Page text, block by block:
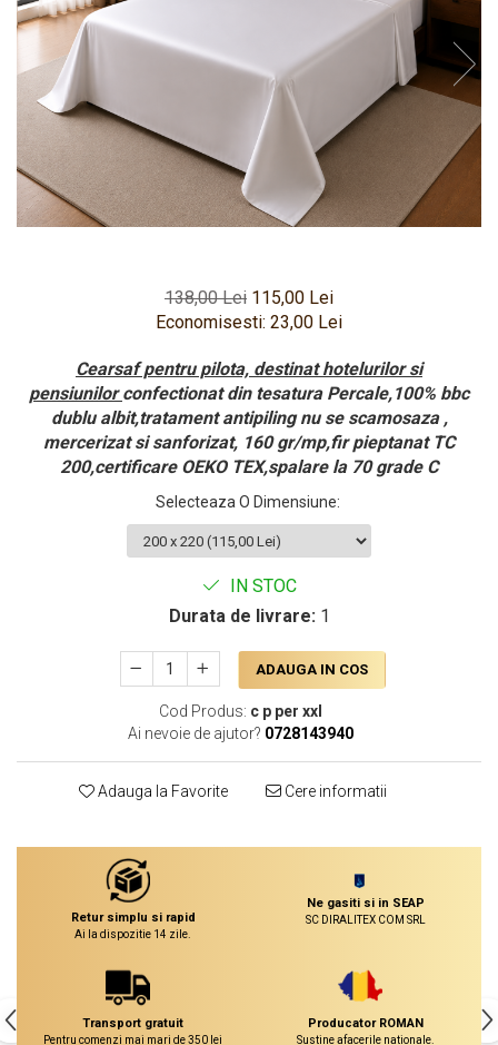
Pritectii saltele Matlasate
Cearsafuri si Fete de Perne
Fete de masa
138,00 Lei 115,00 Lei
Economisesti: 23,00 Lei
Cearsaf pentru pilota, destinat hotelurilor si
pensiunilorconfectionat din tesatura Percale,100% bbc
dublu albit,tratament antipiling nu se scamosaza ,
mercerizat si sanforizat, 160 gr/mp,fir pieptanat TC
200,certificare OEKO TEX,spalare la 70 grade C
Selecteaza O Dimensiune:
IN STOC
Durata de livrare:1
ADAUGA IN COS
Cod Produs: c p per xxl
Ai nevoie de ajutor? 0728143940
Adauga la Favorite Cere informatii
Retur simplu si rapid
Ai la dispozitie 14 zile.
Ne gasiti si in SEAP
SC DIRALITEX COM SRL
Transport gratuit
Pentru comenzi mai mari de 350 lei
Producator ROMAN
Sustine afacerile nationale.